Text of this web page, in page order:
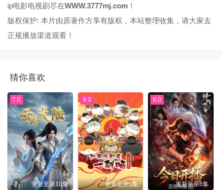
ip电影电视剧尽在WWW.3777mj.com ！
版权保护: 本片由原著作方享有版权，本站整理收集，请大家去
正规播放渠道观看！
猜你喜欢
7.0
更新至第10集
9.0
更新至第6集
8.0
更新至第6集